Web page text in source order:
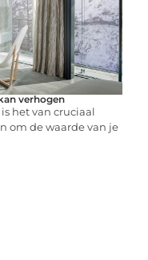
verhogen
het van cruciaal
om de waarde van je